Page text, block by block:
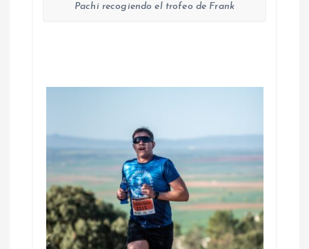
Pachi recogiendo el trofeo de Frank